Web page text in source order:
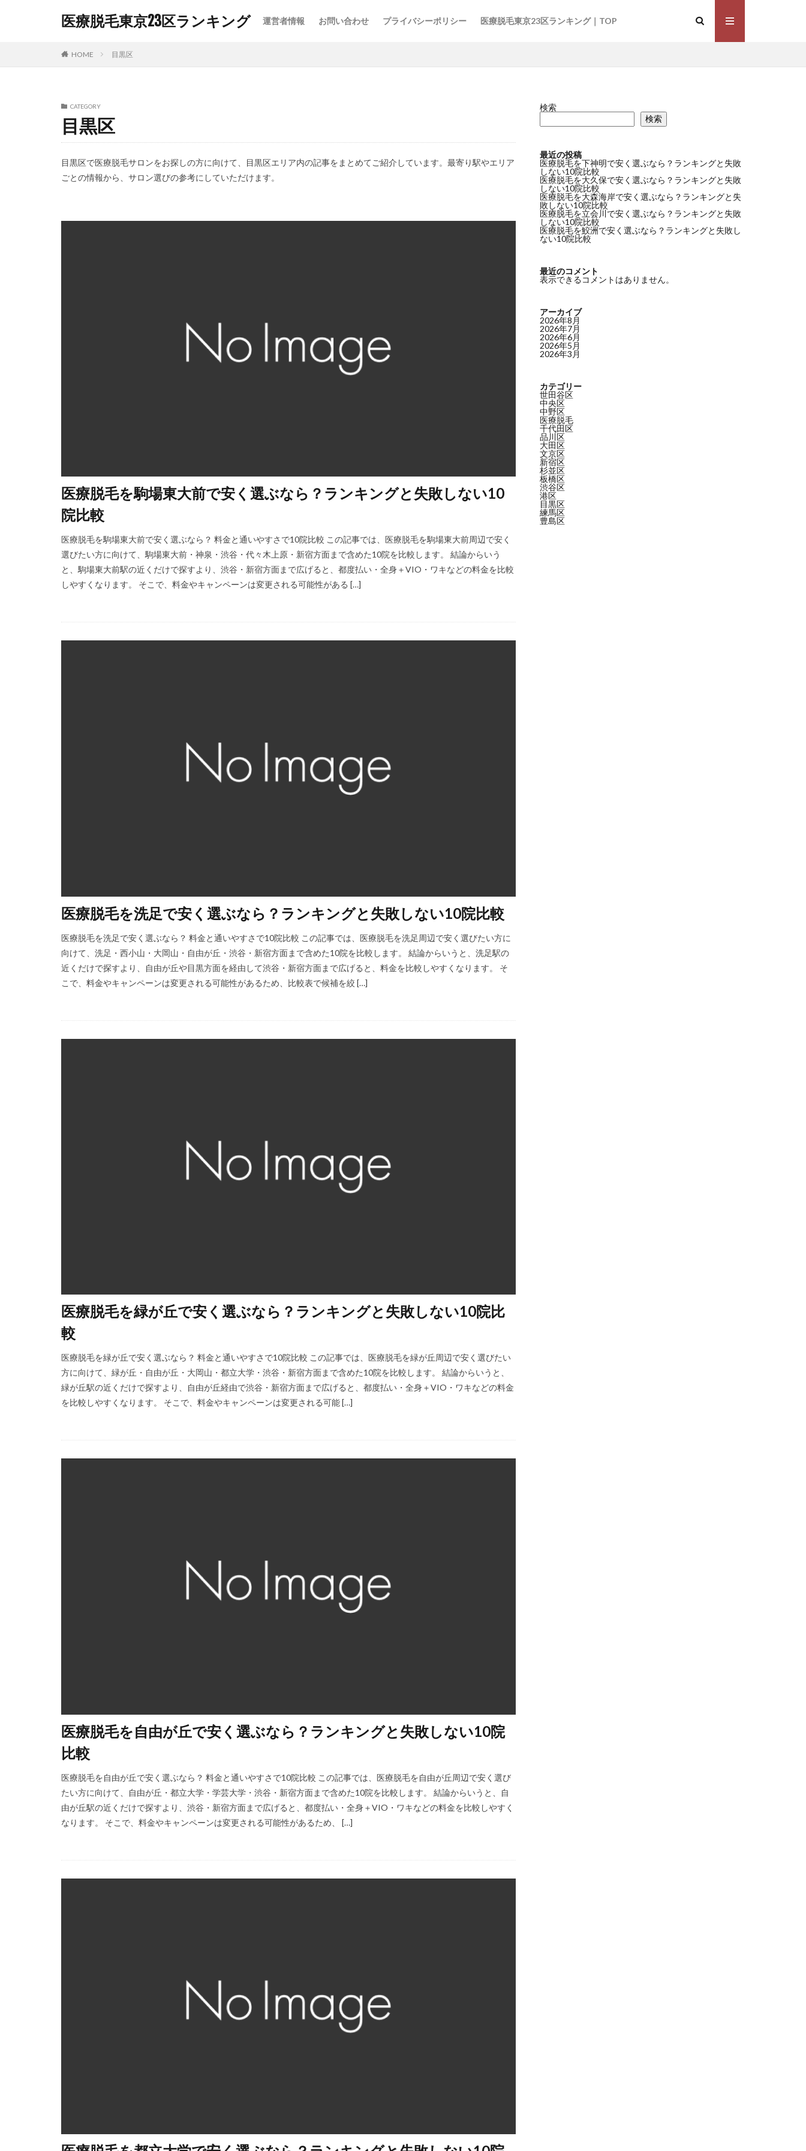
医療脱毛東京23区ランキング 運営者情報 お問い合わせ プライバシーポリシー 医療脱毛東京23区ランキング｜TOP
HOME 目黒区
CATEGORY
目黒区
目黒区で医療脱毛サロンをお探しの方に向けて、目黒区エリア内の記事をまとめてご紹介しています。最寄り駅やエリア
ごとの情報から、サロン選びの参考にしていただけます。
医療脱毛を駒場東大前で安く選ぶなら？ランキングと失敗しない10
院比較
医療脱毛を駒場東大前で安く選ぶなら？ 料金と通いやすさで10院比較 この記事では、医療脱毛を駒場東大前周辺で安く
選びたい方に向けて、駒場東大前・神泉・渋谷・代々木上原・新宿方面まで含めた10院を比較します。 結論からいう
と、駒場東大前駅の近くだけで探すより、渋谷・新宿方面まで広げると、都度払い・全身＋VIO・ワキなどの料金を比較
しやすくなります。 そこで、料金やキャンペーンは変更される可能性がある […]
医療脱毛を洗足で安く選ぶなら？ランキングと失敗しない10院比較
医療脱毛を洗足で安く選ぶなら？ 料金と通いやすさで10院比較 この記事では、医療脱毛を洗足周辺で安く選びたい方に
向けて、洗足・西小山・大岡山・自由が丘・渋谷・新宿方面まで含めた10院を比較します。 結論からいうと、洗足駅の
近くだけで探すより、自由が丘や目黒方面を経由して渋谷・新宿方面まで広げると、料金を比較しやすくなります。 そ
こで、料金やキャンペーンは変更される可能性があるため、比較表で候補を絞 […]
医療脱毛を緑が丘で安く選ぶなら？ランキングと失敗しない10院比
較
医療脱毛を緑が丘で安く選ぶなら？ 料金と通いやすさで10院比較 この記事では、医療脱毛を緑が丘周辺で安く選びたい
方に向けて、緑が丘・自由が丘・大岡山・都立大学・渋谷・新宿方面まで含めた10院を比較します。 結論からいうと、
緑が丘駅の近くだけで探すより、自由が丘経由で渋谷・新宿方面まで広げると、都度払い・全身＋VIO・ワキなどの料金
を比較しやすくなります。 そこで、料金やキャンペーンは変更される可能 […]
医療脱毛を自由が丘で安く選ぶなら？ランキングと失敗しない10院
比較
医療脱毛を自由が丘で安く選ぶなら？ 料金と通いやすさで10院比較 この記事では、医療脱毛を自由が丘周辺で安く選び
たい方に向けて、自由が丘・都立大学・学芸大学・渋谷・新宿方面まで含めた10院を比較します。 結論からいうと、自
由が丘駅の近くだけで探すより、渋谷・新宿方面まで広げると、都度払い・全身＋VIO・ワキなどの料金を比較しやすく
なります。 そこで、料金やキャンペーンは変更される可能性があるため、 […]
検索
検索
最近の投稿
医療脱毛を下神明で安く選ぶなら？ランキングと失敗
しない10院比較
医療脱毛を大久保で安く選ぶなら？ランキングと失敗
しない10院比較
医療脱毛を大森海岸で安く選ぶなら？ランキングと失
敗しない10院比較
医療脱毛を立会川で安く選ぶなら？ランキングと失敗
しない10院比較
医療脱毛を鮫洲で安く選ぶなら？ランキングと失敗し
ない10院比較
最近のコメント
表示できるコメントはありません。
アーカイブ
2026年8月
2026年7月
2026年6月
2026年5月
2026年3月
カテゴリー
世田谷区
中央区
中野区
医療脱毛
千代田区
品川区
大田区
文京区
新宿区
杉並区
板橋区
渋谷区
港区
目黒区
練馬区
豊島区